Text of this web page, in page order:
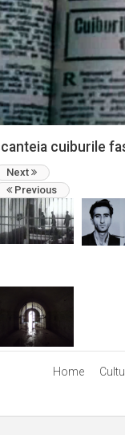
cuiburile
Next
Previous
Home